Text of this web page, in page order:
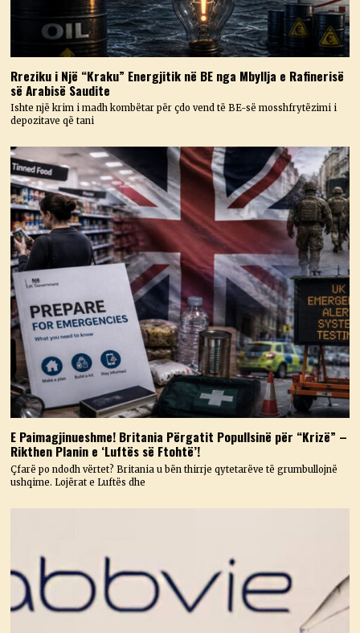
Rreziku i Një “Kraku” Energjitik në BE nga Mbyllja e Rafinerisë
së Arabisë Saudite
Ishte një krim i madh kombëtar për çdo vend të BE-së mosshfrytëzimi i
depozitave që tani
E Paimagjinueshme! Britania Përgatit Popullsinë për “Krizë” –
Rikthen Planin e ‘Luftës së Ftohtë’!
Çfarë po ndodh vërtet? Britania u bën thirrje qytetarëve të grumbullojnë
ushqime. Lojërat e Luftës dhe